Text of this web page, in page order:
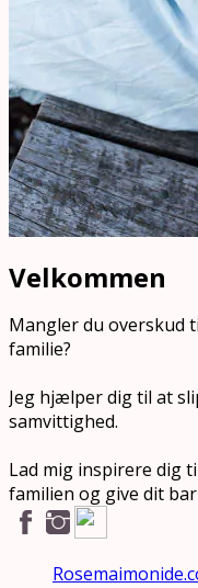
Velkommen
Mangler du overskud
familie?
Jeg hjælper dig til at
samvittighed.
Lad mig inspirere dig
familien og give dit